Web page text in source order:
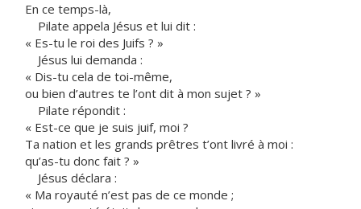
En ce temps-là,
Pilate appela Jésus et lui dit :
« Es-tu le roi des Juifs ? »
Jésus lui demanda :
« Dis-tu cela de toi-même,
ou bien d’autres te l’ont dit à mon sujet ? »
Pilate répondit :
« Est-ce que je suis juif, moi ?
Ta nation et les grands prêtres t’ont livré à moi :
qu’as-tu donc fait ? »
Jésus déclara :
« Ma royauté n’est pas de ce monde ;